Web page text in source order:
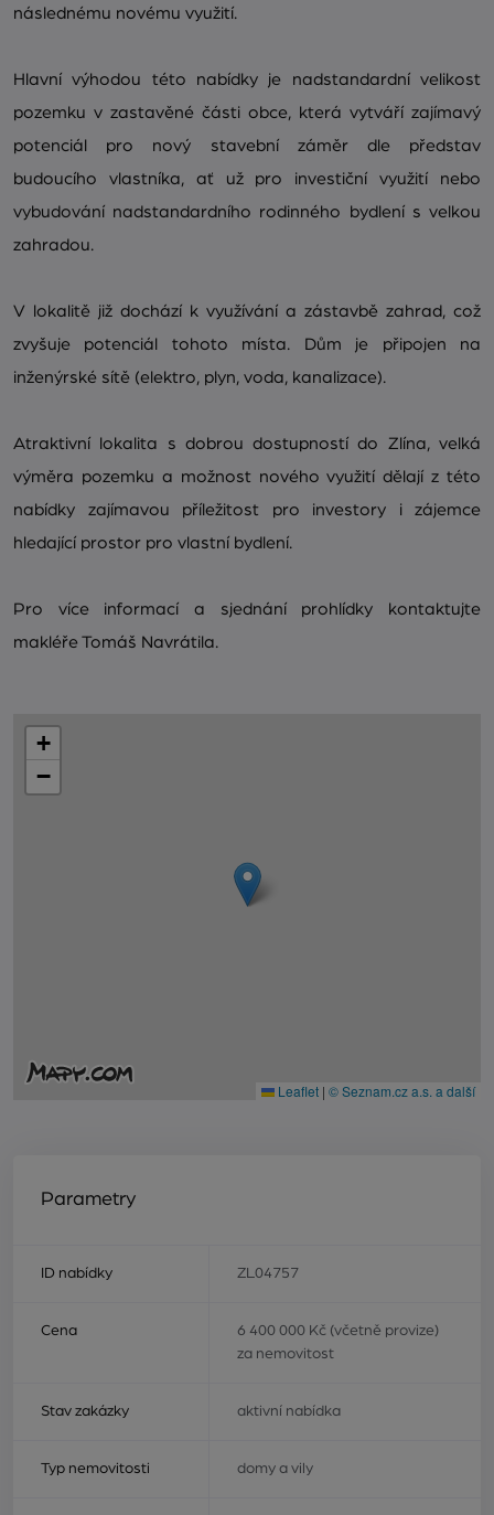
následnému novému využití.
Hlavní výhodou této nabídky je nadstandardní velikost
pozemku v zastavěné části obce, která vytváří zajímavý
potenciál pro nový stavební záměr dle představ
budoucího vlastníka, ať už pro investiční využití nebo
vybudování nadstandardního rodinného bydlení s velkou
zahradou.
V lokalitě již dochází k využívání a zástavbě zahrad, což
zvyšuje potenciál tohoto místa. Dům je připojen na
inženýrské sítě (elektro, plyn, voda, kanalizace).
Atraktivní lokalita s dobrou dostupností do Zlína, velká
výměra pozemku a možnost nového využití dělají z této
nabídky zajímavou příležitost pro investory i zájemce
hledající prostor pro vlastní bydlení.
Pro více informací a sjednání prohlídky kontaktujte
makléře Tomáš Navrátila.
+
−
Leaflet | © Seznam.cz a.s. a další
Parametry
ID nabídky ZL04757
Cena
6 400 000 Kč (včetně provize)
za nemovitost
Stav zakázky aktivní nabídka
Typ nemovitosti domy a vily